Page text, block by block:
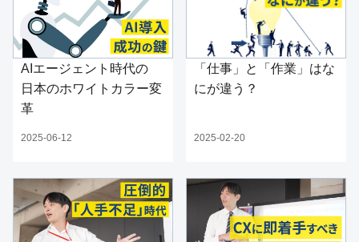
AIエージェント時代の
日本のホワイトカラー変
革
2025-06-12
「仕事」と「作業」はな
にが違う？
2025-02-20